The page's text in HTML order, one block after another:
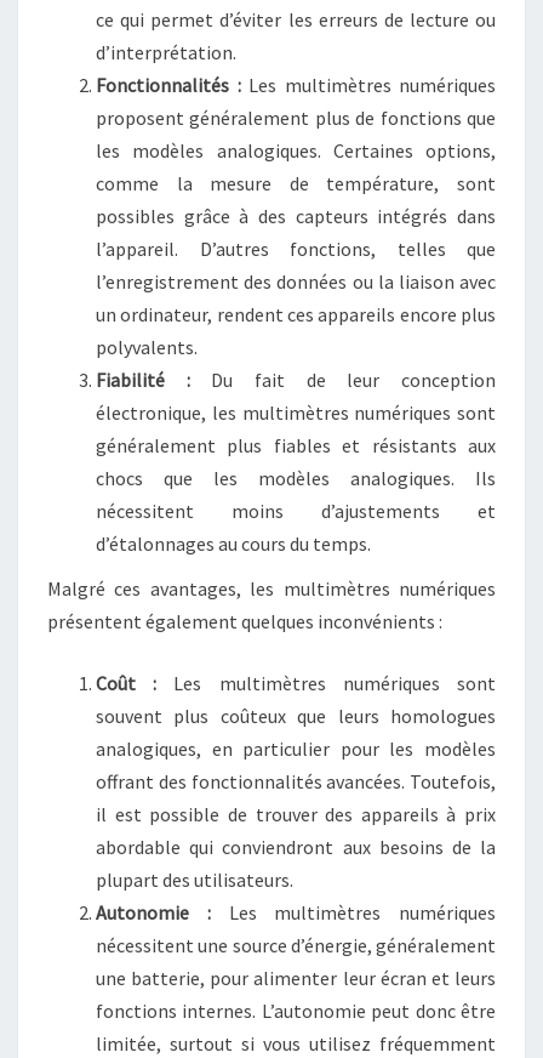
ce qui permet d’éviter les erreurs de lecture ou
d’interprétation.
Fonctionnalités :Les multimètres numériques
proposent généralement plus de fonctions que
les modèles analogiques. Certaines options,
comme la mesure de température, sont
possibles grâce à des capteurs intégrés dans
l’appareil. D’autres fonctions, telles que
l’enregistrement des données ou la liaison avec
un ordinateur, rendent ces appareils encore plus
polyvalents.
Fiabilité :Du fait de leur conception
électronique, les multimètres numériques sont
généralement plus fiables et résistants aux
chocs que les modèles analogiques. Ils
nécessitent moins d’ajustements et
d’étalonnages au cours du temps.
Malgré ces avantages, les multimètres numériques
présentent également quelques inconvénients :
Coût : Les multimètres numériques sont
souvent plus coûteux que leurs homologues
analogiques, en particulier pour les modèles
offrant des fonctionnalités avancées. Toutefois,
il est possible de trouver des appareils à prix
abordable qui conviendront aux besoins de la
plupart des utilisateurs.
Autonomie :Les multimètres numériques
nécessitent une source d’énergie, généralement
une batterie, pour alimenter leur écran et leurs
fonctions internes. L’autonomie peut donc être
limitée, surtout si vous utilisez fréquemment